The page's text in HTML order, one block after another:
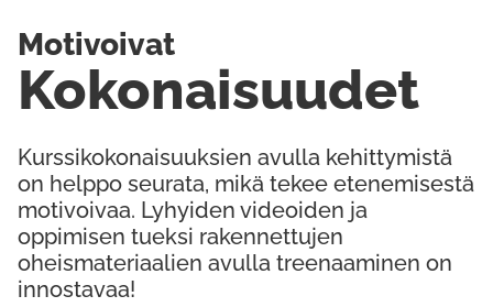
Kurssikokonaisuuksien avulla kehittymistä
on helppo seurata, mikä tekee etenemisestä
motivoivaa. Lyhyiden videoiden ja
oppimisen tueksi rakennettujen
oheismateriaalien avulla treenaaminen on
innostavaa!
Kokonaisuudet
Motivoivat